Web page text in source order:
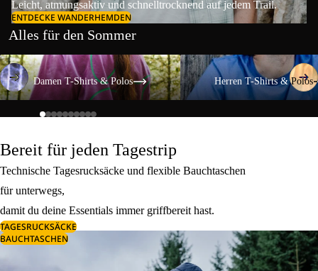
Leicht, atmungsaktiv und schnelltrocknend auf jedem Trail.
ENTDECKE WANDERHEMDEN
Alles für den Sommer
Damen T-Shirts & Polos
Damen T-Shirts & Polos
Herren T-Shirts & Polos
Herren T-Shirts & Polos
Bereit für jeden Tagestrip
Technische Tagesrucksäcke und flexible Bauchtaschen
für unterwegs,
damit du deine Essentials immer griffbereit hast.
TAGESRUCKSÄCKE
BAUCHTASCHEN